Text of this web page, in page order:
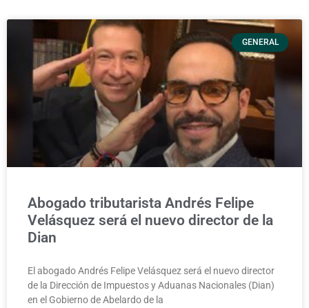
GENERAL
Abogado tributarista Andrés Felipe
Velásquez será el nuevo director de la
Dian
El abogado Andrés Felipe Velásquez será el nuevo director
de la Dirección de Impuestos y Aduanas Nacionales (Dian)
en el Gobierno de Abelardo de la